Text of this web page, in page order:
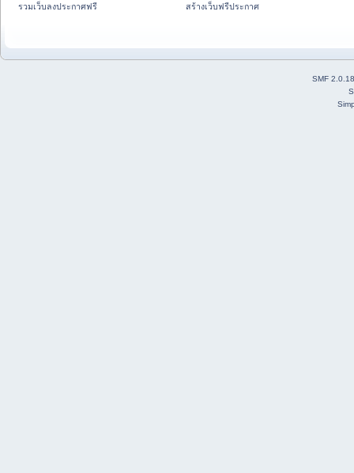
รวมเว็บลงประกาศฟรี
สร้างเว็บฟรีประกาศ
SMF 2.0.18